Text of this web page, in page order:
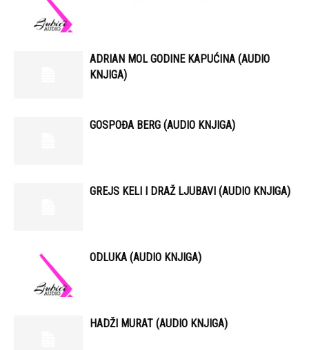
ADRIAN MOL GODINE KAPUĆINA (AUDIO
KNJIGA)
GOSPOĐA BERG (AUDIO KNJIGA)
GREJS KELI I DRAŽ LJUBAVI (AUDIO KNJIGA)
ODLUKA (AUDIO KNJIGA)
HADŽI MURAT (AUDIO KNJIGA)